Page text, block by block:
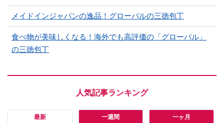
メイドインジャパンの逸品！グローバルの三徳包丁
食べ物が美味しくなる！海外でも高評価の「グローバル」
の三徳包丁
最新 一週間 一ヶ月